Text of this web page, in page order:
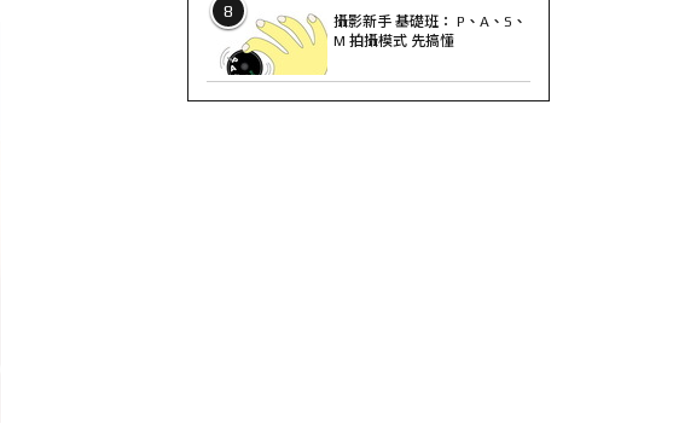
8
攝影新手 基礎班： P、A、S、
M 拍攝模式 先搞懂